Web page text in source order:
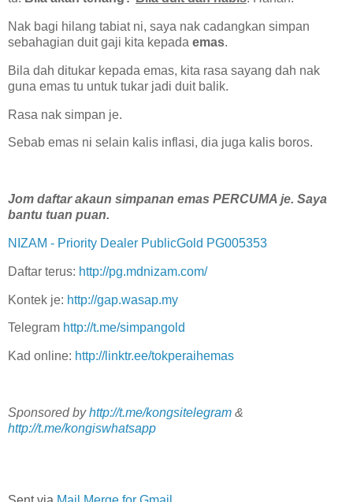
Nak bagi hilang tabiat ni, saya nak cadangkan simpan
sebahagian duit gaji kita kepada emas.
Bila dah ditukar kepada emas, kita rasa sayang dah nak
guna emas tu untuk tukar jadi duit balik.
Rasa nak simpan je.
Sebab emas ni selain kalis inflasi, dia juga kalis boros.
Jom daftar akaun simpanan emas PERCUMA je. Saya
bantu tuan puan.
NIZAM - Priority Dealer PublicGold PG005353
Daftar terus: http://pg.mdnizam.com/
Kontek je: http://gap.wasap.my
Telegram http://t.me/simpangold
Kad online: http://linktr.ee/tokperaihemas
Sponsored byhttp://t.me/kongsitelegram &
http://t.me/kongiswhatsapp